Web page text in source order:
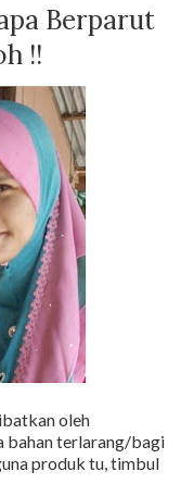
Berparut
!!
oleh
bahan terlarang/bagi
produk tu, timbul